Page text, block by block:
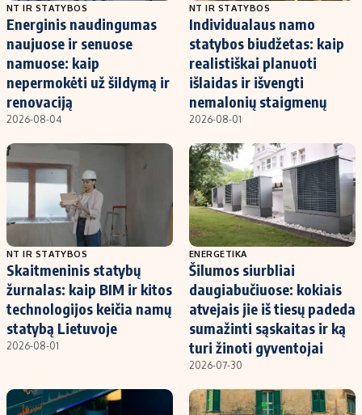
NT IR STATYBOS
Energinis naudingumas
naujuose ir senuose
namuose: kaip
nepermokėti už šildymą ir
renovaciją
2026-08-04
NT IR STATYBOS
Individualaus namo
statybos biudžetas: kaip
realistiškai planuoti
išlaidas ir išvengti
nemalonių staigmenų
2026-08-01
NT IR STATYBOS
Skaitmeninis statybų
žurnalas: kaip BIM ir kitos
technologijos keičia namų
statybą Lietuvoje
2026-08-01
ENERGETIKA
Šilumos siurbliai
daugiabučiuose: kokiais
atvejais jie iš tiesų padeda
sumažinti sąskaitas ir ką
turi žinoti gyventojai
2026-07-30